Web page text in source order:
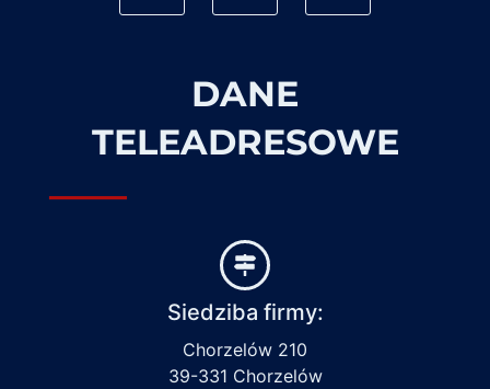
DANE
TELEADRESOWE
Siedziba firmy:
Chorzelów 210
39-331 Chorzelów